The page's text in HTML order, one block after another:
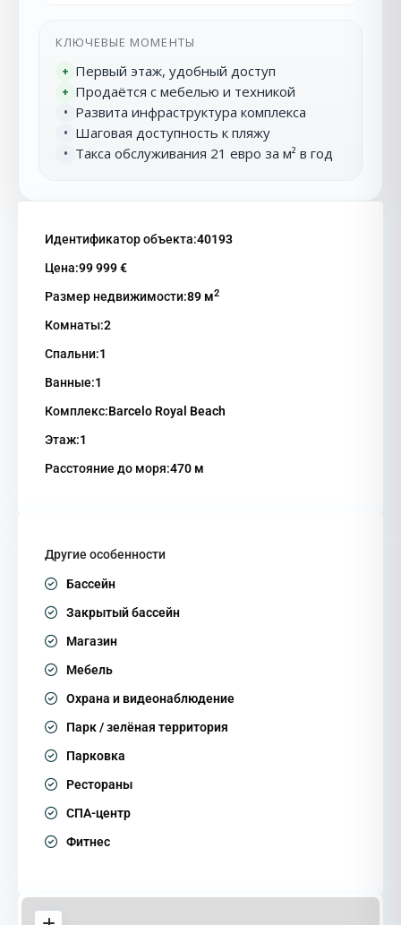
КЛЮЧЕВЫЕ МОМЕНТЫ
+ Первый этаж, удобный доступ
+ Продаётся с мебелью и техникой
• Развита инфраструктура комплекса
• Шаговая доступность к пляжу
• Такса обслуживания 21 евро за м² в год
Идентификатор объекта:40193
Цена:99 999 €
Размер недвижимости:89 м2
Комнаты:2
Спальни:1
Ванные:1
Комплекс:Barcelo Royal Beach
Этаж:1
Расстояние до моря:470 м
Другие особенности
Бассейн
Закрытый бассейн
Магазин
Мебель
Охрана и видеонаблюдение
Парк / зелёная территория
Парковка
Рестораны
СПА-центр
Фитнес